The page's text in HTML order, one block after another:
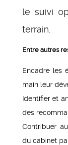
le suivi
terrain.
Entre autres
Encadre les
main leur
Identifier et
des
Contribuer
du cabinet